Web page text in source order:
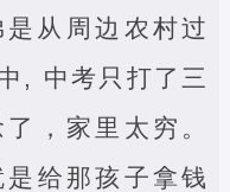
从周边农村过
, 中考只打了三
，家里太穷。
给那孩子拿钱